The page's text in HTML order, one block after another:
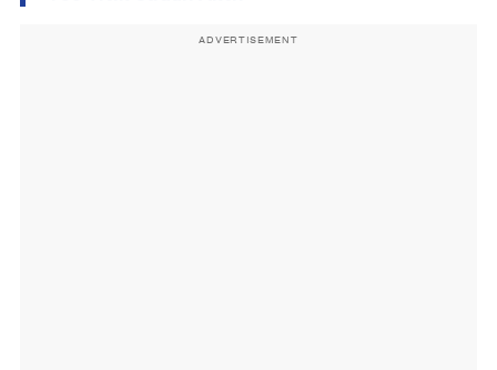
ADVERTISEMENT